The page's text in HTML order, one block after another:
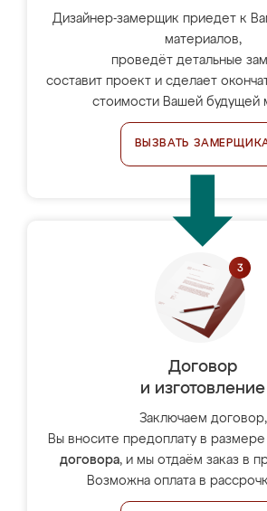
Дизайнер-замерщик приедет к
материалов,
проведёт детальные
составит проект и сделает
стоимости Вашей будущей
ВЫЗВАТЬ
Договор
и изготовление
Заключаем договор,
Вы вносите предоплату в размере
договора, и мы отдаём заказ в
Возможна оплата в